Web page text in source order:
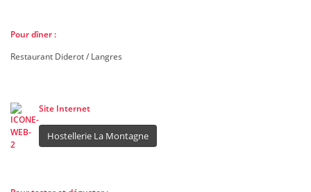
Pour dîner :
Restaurant Diderot / Langres
Site Internet
Hostellerie La Montagne